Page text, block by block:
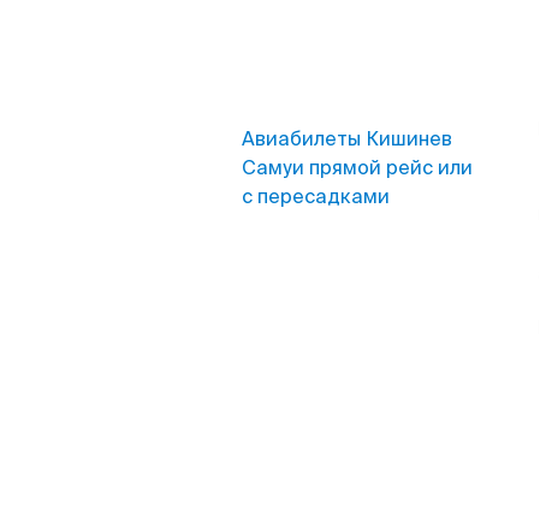
Авиабилеты Кишинев
Самуи прямой рейс или
с пересадками